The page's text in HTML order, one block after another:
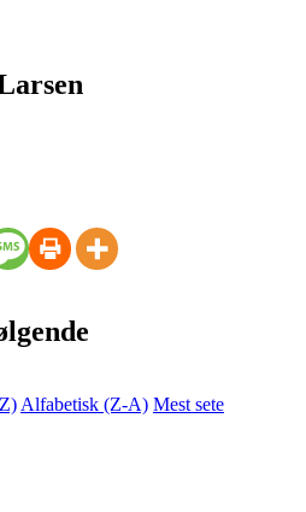
Alfabetisk (Z-A) Mest sete